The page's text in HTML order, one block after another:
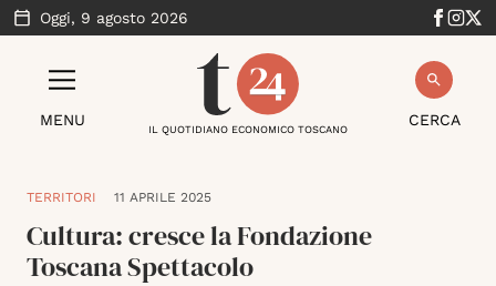
Oggi, 9 agosto 2026
MENU CERCA
IL QUOTIDIANO ECONOMICO TOSCANO
TERRITORI 11 APRILE 2025
Cultura: cresce la Fondazione
Toscana Spettacolo